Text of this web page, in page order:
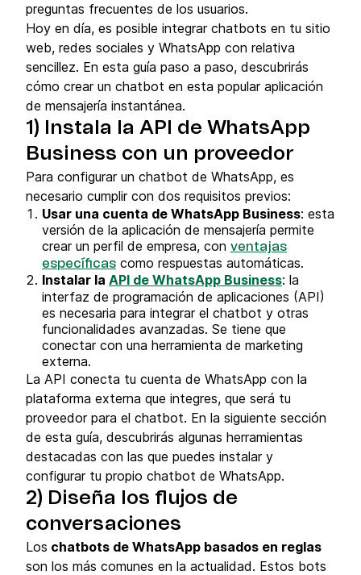
preguntas frecuentes de los usuarios.
Hoy en día, es posible integrar chatbots en tu sitio
web, redes sociales y WhatsApp con relativa
sencillez. En esta guía paso a paso, descubrirás
cómo crear un chatbot en esta popular aplicación
de mensajería instantánea.
1) Instala la API de WhatsApp
Business con un proveedor
Para configurar un chatbot de WhatsApp, es
necesario cumplir con dos requisitos previos:
Usar una cuenta de WhatsApp Business: esta
versión de la aplicación de mensajería permite
crear un perfil de empresa, con ventajas
específicas como respuestas automáticas.
Instalar la API de WhatsApp Business: la
interfaz de programación de aplicaciones (API)
es necesaria para integrar el chatbot y otras
funcionalidades avanzadas. Se tiene que
conectar con una herramienta de marketing
externa.
La API conecta tu cuenta de WhatsApp con la
plataforma externa que integres, que será tu
proveedor para el chatbot. En la siguiente sección
de esta guía, descubrirás algunas herramientas
destacadas con las que puedes instalar y
configurar tu propio chatbot de WhatsApp.
2) Diseña los flujos de
conversaciones
Los chatbots de WhatsApp basados en reglas
son los más comunes en la actualidad. Estos bots